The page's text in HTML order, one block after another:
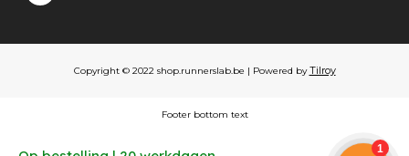
Copyright © 2022 shop.runnerslab.be | Powered byTilroy
Footer bottom text